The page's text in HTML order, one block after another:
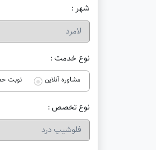
شهر :
نوع خدمت :
مشاوره آنلاین نوبت
نوع تخصص :